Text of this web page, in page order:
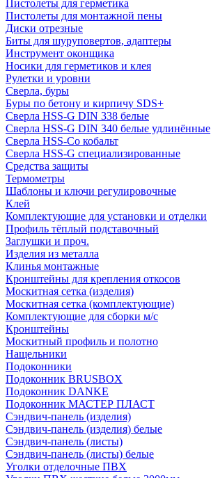
Пистолеты для герметика
Пистолеты для монтажной пены
Диски отрезные
Биты для шуруповертов, адаптеры
Инструмент оконщика
Носики для герметиков и клея
Рулетки и уровни
Сверла, буры
Буры по бетону и кирпичу SDS+
Сверла HSS-G DIN 338 белые
Сверла HSS-G DIN 340 белые удлинённые
Сверла HSS-Co кобальт
Сверла HSS-G специализированные
Средства защиты
Термометры
Шаблоны и ключи регулировочные
Клей
Комплектующие для установки и отделки
Профиль тёплый подставочный
Заглушки и проч.
Изделия из металла
Клинья монтажные
Кронштейны для крепления откосов
Москитная сетка (изделия)
Москитная сетка (комплектующие)
Комплектующие для сборки м/с
Кронштейны
Москитный профиль и полотно
Нащельники
Подоконники
Подоконник BRUSBOX
Подоконник DANKE
Подоконник МАСТЕР ПЛАСТ
Сэндвич-панель (изделия)
Сэндвич-панель (изделия) белые
Сэндвич-панель (листы)
Сэндвич-панель (листы) белые
Уголки отделочные ПВХ